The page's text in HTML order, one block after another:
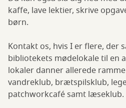
kaffe, lave lektier, skrive
børn.
Kontakt os, hvis I er flere, der
bibliotekets mødelokale til en
lokaler danner allerede
vandreklub, brætspilsklub,
patchworkcafé samt læseklub.